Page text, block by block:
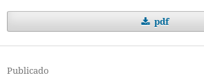
pdf
Publicado